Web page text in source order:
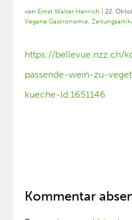
von Ernst Walter Henrich |22.
Vegane Gastronomie,
https://bellevue.nzz.ch/
passende-wein-zu-
kueche-ld.1651146
Kommentar